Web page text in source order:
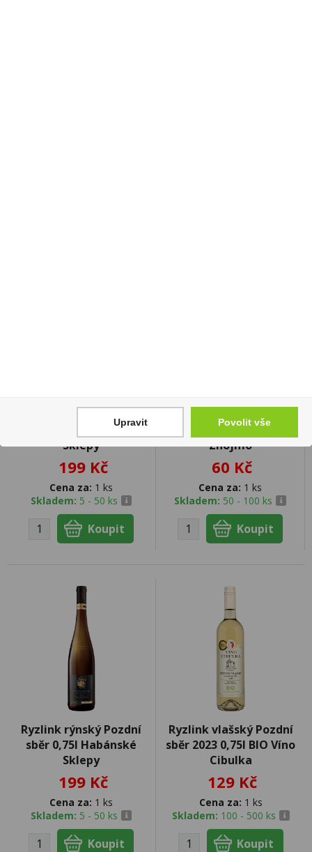
sběr 0,75l Habánské
Sklepy
199 Kč
Cena za: 1 ks
Skladem: 5 - 50 ks
Ryzlink Rýnský Pozdní
sběr 0,187l Znovín
Znojmo
60 Kč
Cena za: 1 ks
Skladem: 50 - 100 ks
Ryzlink rýnský Pozdní
sběr 0,75l Habánské
Sklepy
199 Kč
Cena za: 1 ks
Skladem: 5 - 50 ks
Ryzlink vlašský Pozdní
sběr 2023 0,75l BIO Víno
Cibulka
129 Kč
Cena za: 1 ks
Skladem: 100 - 500 ks
Upravit Povolit vše